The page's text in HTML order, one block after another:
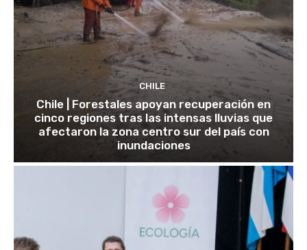
CHILE
Chile | Forestales apoyan recuperación en
cinco regiones tras las intensas lluvias que
afectaron la zona centro sur del país con
inundaciones